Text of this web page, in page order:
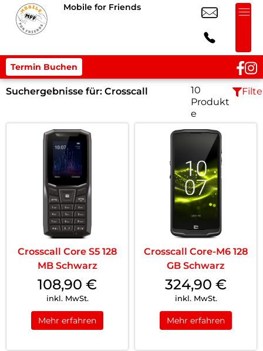
Mobile for Friends
Termin Buchen
Suchergebnisse für: Crosscall
10
Produkt
e
Crosscall Core S5 128
MB Schwarz
108,90 €
inkl. MwSt.
Mehr erfahren
Crosscall Core-M6 128
GB Schwarz
324,90 €
inkl. MwSt.
Mehr erfahren